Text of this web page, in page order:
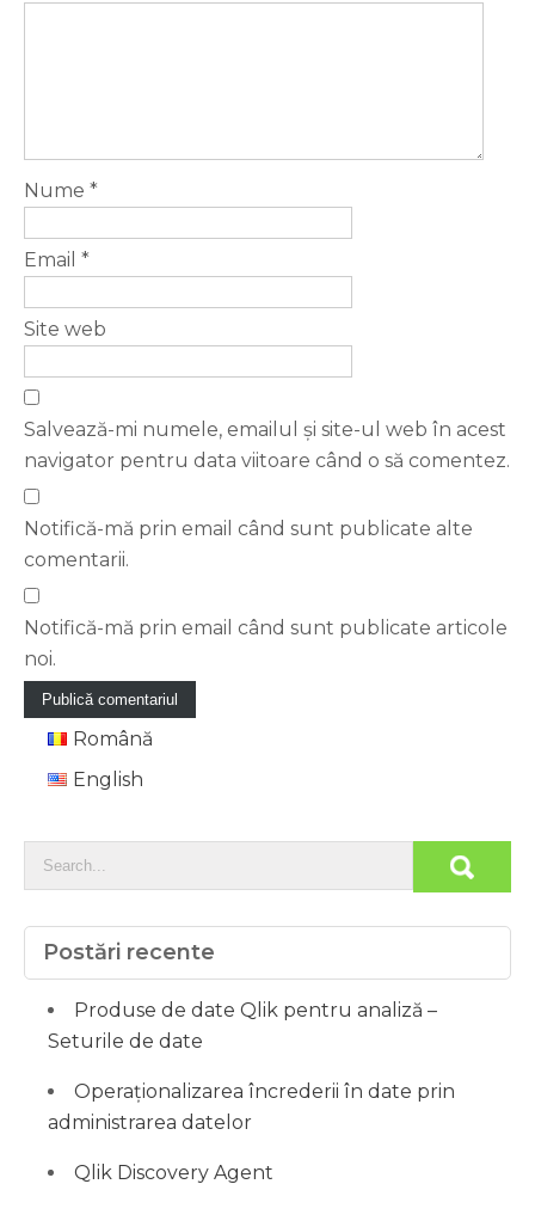
Nume *
Email *
Site web
Salvează-mi numele, emailul și site-ul web în acest
navigator pentru data viitoare când o să comentez.
Notifică-mă prin email când sunt publicate alte
comentarii.
Notifică-mă prin email când sunt publicate articole
noi.
Română
English
Postări recente
Produse de date Qlik pentru analiză –
Seturile de date
Operaționalizarea încrederii în date prin
administrarea datelor
Qlik Discovery Agent